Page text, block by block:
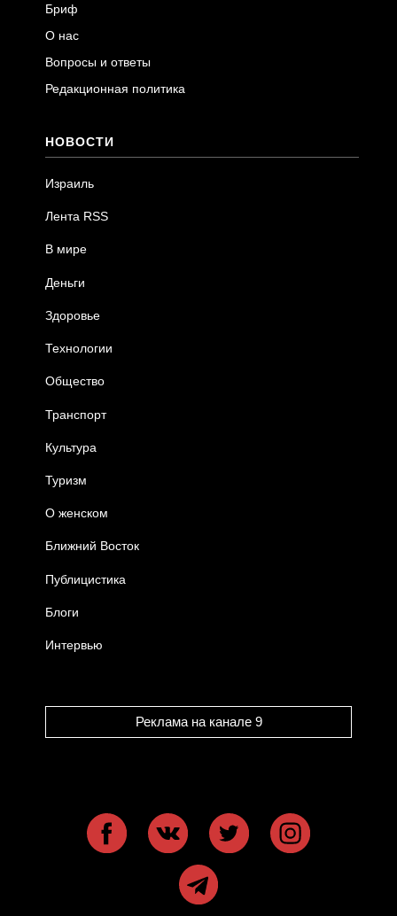
Бриф
О нас
Вопросы и ответы
Редакционная политика
НОВОСТИ
Израиль
Лента RSS
В мире
Деньги
Здоровье
Технологии
Общество
Транспорт
Культура
Туризм
О женском
Ближний Восток
Публицистика
Блоги
Интервью
Реклама на канале 9